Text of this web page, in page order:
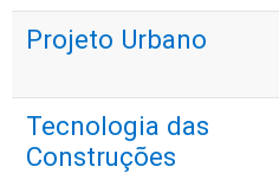
Projeto Urbano
Tecnologia das
Construções